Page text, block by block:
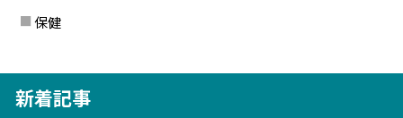
保健
新着記事